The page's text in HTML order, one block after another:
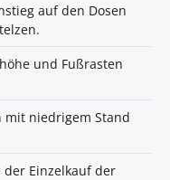
auf den Dosen
und Fußrasten
mit niedrigem Stand
der Einzelkauf der